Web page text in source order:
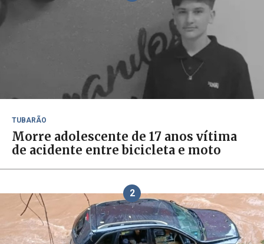
TUBARÃO
Morre adolescente de 17 anos vítima
de acidente entre bicicleta e moto
2